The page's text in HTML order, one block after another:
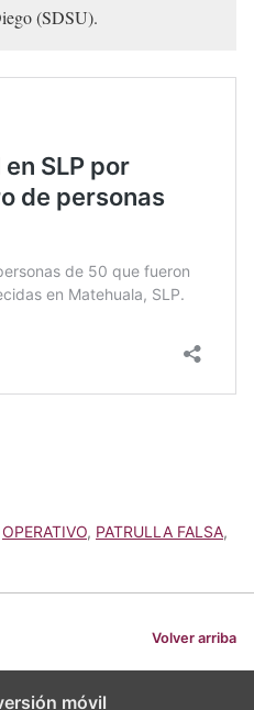
(SDSU).
OPERATIVO, PATRULLA FALSA,
Volver arriba
móvil